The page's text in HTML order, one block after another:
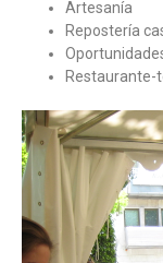
Artesanía
Repostería
Restaurante-